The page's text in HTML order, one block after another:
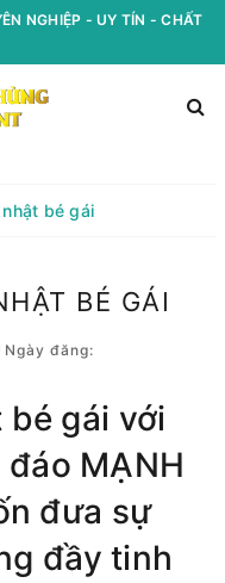
NGHIỆP - UY TÍN - CHẤT
bé gái
BÉ GÁI
Ngày đăng:
gái với
MẠNH
đưa sự
đầy tinh